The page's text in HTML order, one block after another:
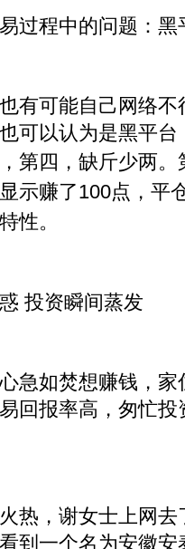
程中的问题：黑
可能自己网络不
可以认为是黑平
第四，缺斤少两。
示赚了100点，平
性。
投资瞬间蒸发
如焚想赚钱，家
回报率高，匆忙
，谢女士上网去
到一个名为安徽